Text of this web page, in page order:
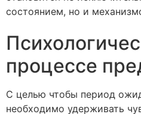
состоянием, но и
процессе
С целью чтобы период
необходимо удерживать